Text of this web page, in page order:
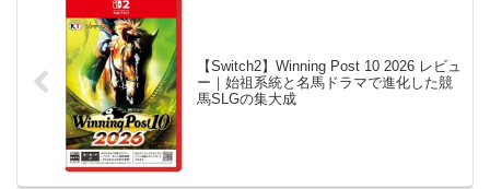
【Switch2】Winning Post 10 2026 レビュ
ー｜始祖系統と名馬ドラマで進化した競
馬SLGの集大成